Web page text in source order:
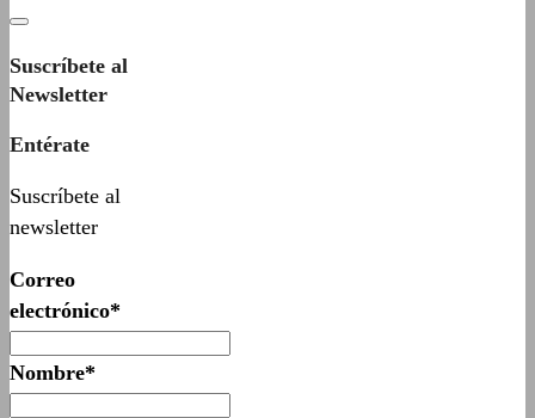
Suscríbete al
Newsletter
Entérate
Suscríbete al
newsletter
Correo
electrónico*
Nombre*